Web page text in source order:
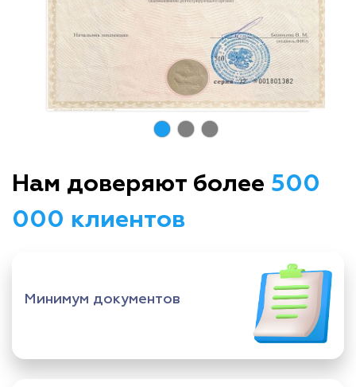
Нам доверяют более 500
000 клиентов
Минимум документов